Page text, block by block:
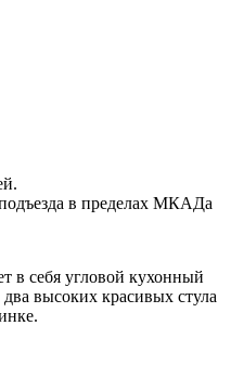
в пределах МКАДа
в себя угловой кухонный
высоких красивых стула